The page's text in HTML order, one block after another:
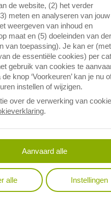
bedrijfsinkomen als belangrijkste
– 2007. Het bedrijfsinkomen
productiefactoren arbeid, grond
van de bedrijfsleider. De
betekent dat geen rekening
van bedrijven.
en het percentage steun in het
en / of akkerbouw. Het
het bedrijfstype vleesrundvee is
van veel steun en een laag
van de rechtstreekse steun bij dit
zoogkoeienpremie. De bedrijfstypes
vooral tuinbouw ontvangen
steun. Met een flat rate
groenten in openlucht,
de website, (2) het verder
meten en analyseren van jouw
weergeven van inhoud en
maat en (5) doeleinden van
van toepassing). Je kan er (met
de essentiële cookies) per
gebruik van cookies te
knop ‘Voorkeuren’ kan je nu
instellen of wijzigen.
over de verwerking van
.
Aanvaard alle
alle Instellingen